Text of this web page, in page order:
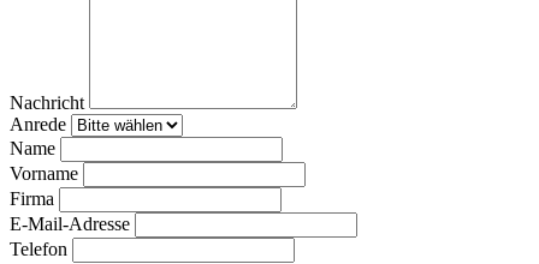
Nachricht
Anrede
Name
Vorname
Firma
E-Mail-Adresse
Telefon